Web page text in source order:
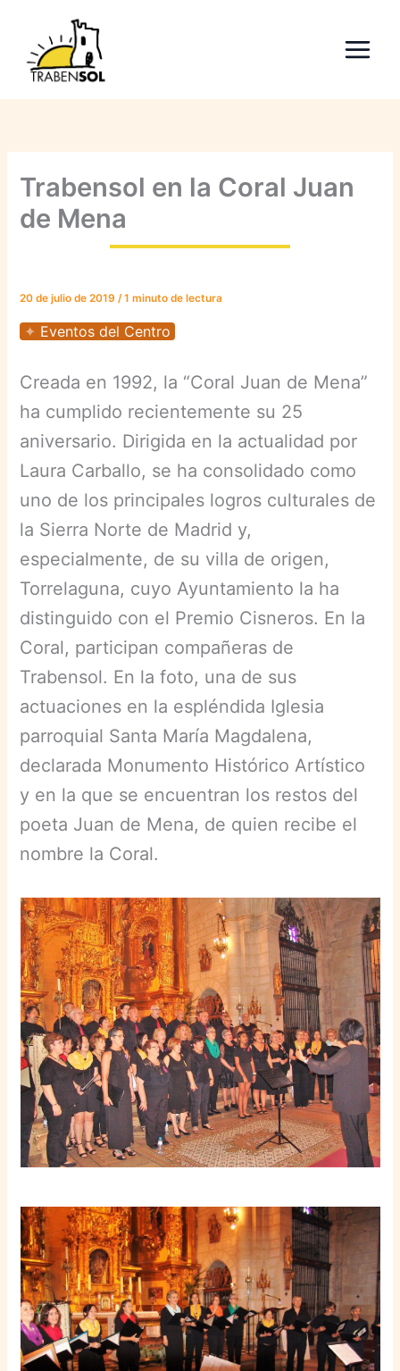
contenido
Trabensol en la Coral Juan
de Mena
20 de julio de 2019 /1 minuto de lectura
Eventos del Centro
Creada en 1992, la “Coral Juan de Mena”
ha cumplido recientemente su 25
aniversario. Dirigida en la actualidad por
Laura Carballo, se ha consolidado como
uno de los principales logros culturales de
la Sierra Norte de Madrid y,
especialmente, de su villa de origen,
Torrelaguna, cuyo Ayuntamiento la ha
distinguido con el Premio Cisneros. En la
Coral, participan compañeras de
Trabensol. En la foto, una de sus
actuaciones en la espléndida Iglesia
parroquial Santa María Magdalena,
declarada Monumento Histórico Artístico
y en la que se encuentran los restos del
poeta Juan de Mena, de quien recibe el
nombre la Coral.